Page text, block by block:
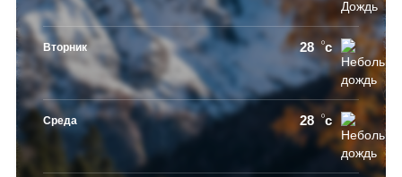
Вторник 28 c
Среда 28 c